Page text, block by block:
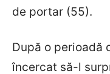
de portar (55).
După o perioadă
încercat să-l